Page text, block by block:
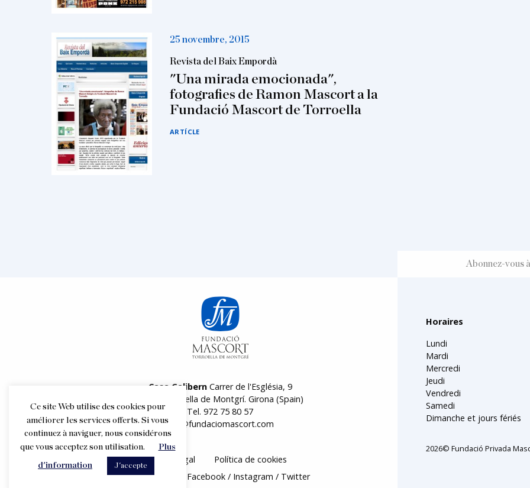
25 novembre, 2015
Revista del Baix Empordà
"Una mirada emocionada",
fotografies de Ramon Mascort a la
Fundació Mascort de Torroella
ARTÍCLE
Casa GalibernCarrer de l'Església, 9
17257 Torroella de Montgrí. Girona (Spain)
Tel. 972 75 80 57
info@fundaciomascort.com
Aviso legal
Política de cookies
Suivez nous
Facebook Instagram Twitter
Horaires
Lundi
Mardi
Mercredi
Jeudi
Vendredi
Samedi
Dimanche et jours fériés
2026© Fundació Privada
Ce site Web utilise des cookies pour
améliorer les services offerts. Si vous
continuez à naviguer, nous considérons
que vous acceptez son utilisation.
Plus
d'information J'accepte